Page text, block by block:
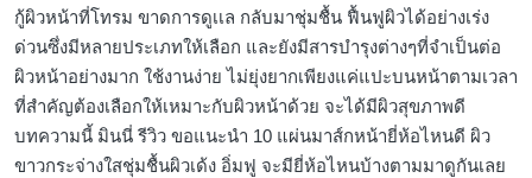
กู้ผิวหน้าที่โทรม ขาดการดูเเล กลับมาชุ่มชื้น ฟื้นฟูผิวได้อย่างเร่ง
ด่วนซึ่งมีหลายประเภทให้เลือก และยังมีสารบำรุงต่างๆที่จำเป็นต่อ
ผิวหน้าอย่างมาก ใช้งานง่าย ไม่ยุ่งยากเพียงแค่แปะบนหน้าตามเวลา
ที่สำคัญต้องเลือกให้เหมาะกับผิวหน้าด้วย จะได้มีผิวสุขภาพดี
บทความนี้ มินนี่ รีวิว ขอแนะนำ 10 แผ่นมาส์กหน้ายี่ห้อไหนดี ผิว
ขาวกระจ่างใสชุ่มชื้นผิวเด้ง อิ่มฟู จะมียี่ห้อไหนบ้างตามมาดูกันเลย